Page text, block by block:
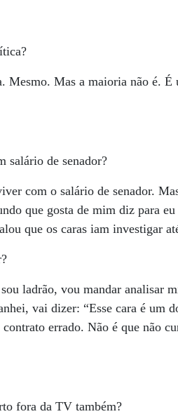
Mesmo. Mas a maioria não é.
salário de senador?
com o salário de senador.
que gosta de mim diz para
que os caras iam investigar
ladrão, vou mandar analisar
vai dizer: “Esse cara é um
errado. Não é que não
fora da TV também?